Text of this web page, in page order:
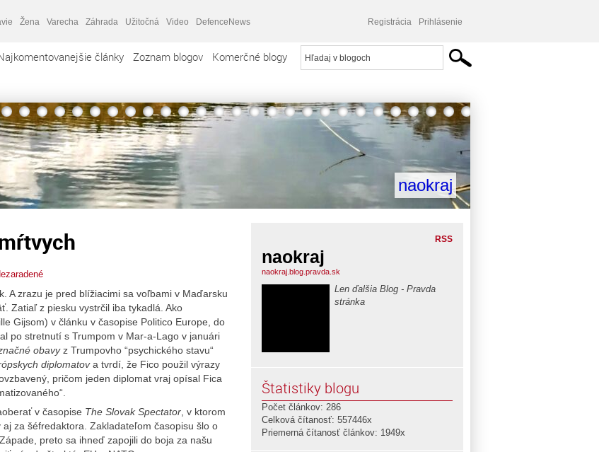
Žena Varecha Záhrada Užitočná Video DefenceNews Registrácia Prihlásenie
články Zoznam blogov Komerčné blogy
naokraj
A zrazu je pred blížiacimi sa voľbami v Maďarsku
Zatiaľ z piesku vystrčil iba tykadlá. Ako
Gijsom) v článku v časopise Politico Europe, do
po stretnutí s Trumpom v Mar-a-Lago v januári
obavyz Trumpovho “psychického stavu“
diplomatova tvrdí, že Fico použil výrazy
pričom jeden diplomat vraj opísal Fica
v časopise The Slovak Spectator , v ktorom
za šéfredaktora. Zakladateľom časopisu šlo o
preto sa ihneď zapojili do boja za našu
RSS
naokraj
naokraj.blog.pravda.sk
Len ďalšia Blog - Pravda
stránka
Štatistiky blogu
Počet článkov: 286
Celková čítanosť: 557446x
Priemerná čítanosť článkov: 1949x